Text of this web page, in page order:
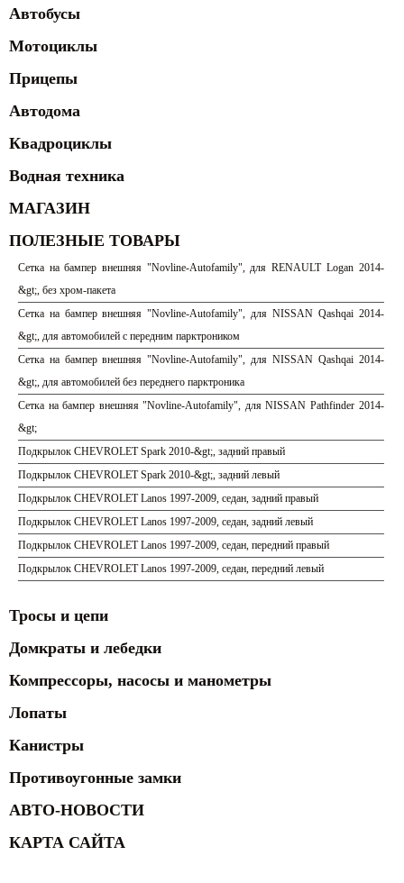
Автобусы
Мотоциклы
Прицепы
Автодома
Квадроциклы
Водная техника
МАГАЗИН
ПОЛЕЗНЫЕ ТОВАРЫ
Сетка на бампер внешняя "Novline-Autofamily", для RENAULT Logan 2014-
&gt;, без хром-пакета
Сетка на бампер внешняя "Novline-Autofamily", для NISSAN Qashqai 2014-
&gt;, для автомобилей с передним парктроником
Сетка на бампер внешняя "Novline-Autofamily", для NISSAN Qashqai 2014-
&gt;, для автомобилей без переднего парктроника
Сетка на бампер внешняя "Novline-Autofamily", для NISSAN Pathfinder 2014-
&gt;
Подкрылок CHEVROLET Spark 2010-&gt;, задний правый
Подкрылок CHEVROLET Spark 2010-&gt;, задний левый
Подкрылок CHEVROLET Lanos 1997-2009, седан, задний правый
Подкрылок CHEVROLET Lanos 1997-2009, седан, задний левый
Подкрылок CHEVROLET Lanos 1997-2009, седан, передний правый
Подкрылок CHEVROLET Lanos 1997-2009, седан, передний левый
Тросы и цепи
Домкраты и лебедки
Компрессоры, насосы и манометры
Лопаты
Канистры
Противоугонные замки
АВТО-НОВОСТИ
КАРТА САЙТА